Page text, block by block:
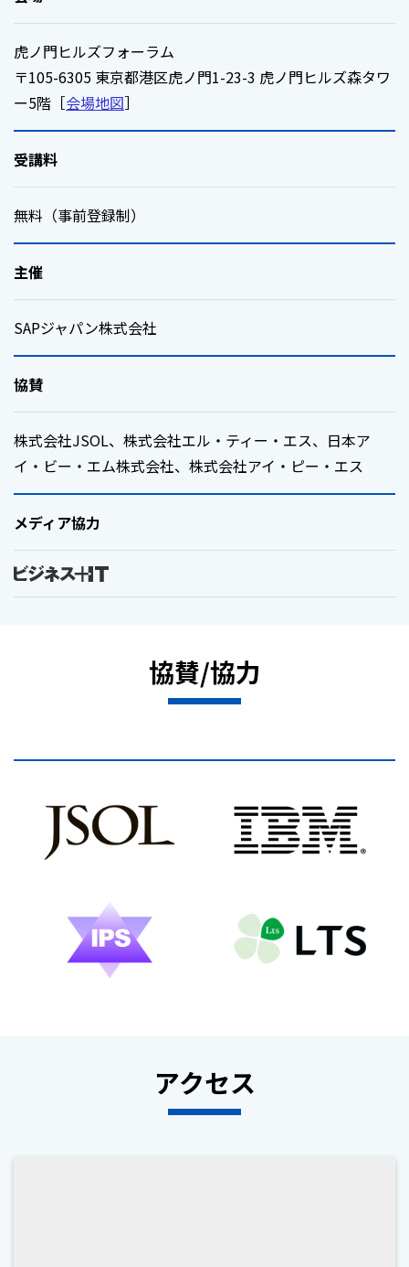
虎ノ門ヒルズフォーラム
〒105-6305 東京都港区虎ノ門1-23-3 虎ノ門ヒルズ森タワ
ー5階［会場地図］
受講料
無料（事前登録制）
主催
SAPジャパン株式会社
協賛
株式会社JSOL、株式会社エル・ティー・エス、日本ア
イ・ビー・エム株式会社、株式会社アイ・ピー・エス
メディア協力
協賛/協力
アクセス